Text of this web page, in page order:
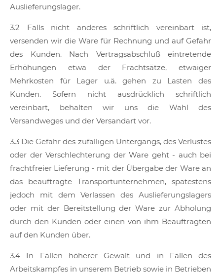
Auslieferungslager.
3.2 Falls nicht anderes schriftlich vereinbart ist,
versenden wir die Ware für Rechnung und auf Gefahr
des Kunden. Nach Vertragsabschluß eintretende
Erhöhungen etwa der Frachtsätze, etwaiger
Mehrkosten für Lager u.ä. gehen zu Lasten des
Kunden. Sofern nicht ausdrücklich schriftlich
vereinbart, behalten wir uns die Wahl des
Versandweges und der Versandart vor.
3.3 Die Gefahr des zufälligen Untergangs, des Verlustes
oder der Verschlechterung der Ware geht - auch bei
frachtfreier Lieferung - mit der Übergabe der Ware an
das beauftragte Transportunternehmen, spätestens
jedoch mit dem Verlassen des Auslieferungslagers
oder mit der Bereitstellung der Ware zur Abholung
durch den Kunden oder einen von ihm Beauftragten
auf den Kunden über.
3.4 In Fällen höherer Gewalt und in Fällen des
Arbeitskampfes in unserem Betrieb sowie in Betrieben